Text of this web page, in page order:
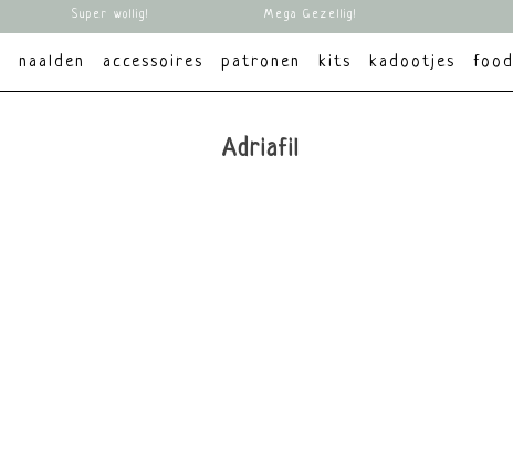
Super wollig! Mega Gezellig!
naalden accessoires patronen kits kadootjes food
Adriafil